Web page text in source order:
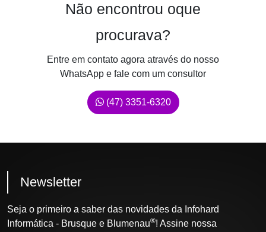
Não encontrou oque
procurava?
Entre em contato agora através do nosso
WhatsApp e fale com um consultor
(47) 3351-6320
Newsletter
Seja o primeiro a saber das novidades da Infohard
Informática - Brusque e Blumenau®! Assine nossa